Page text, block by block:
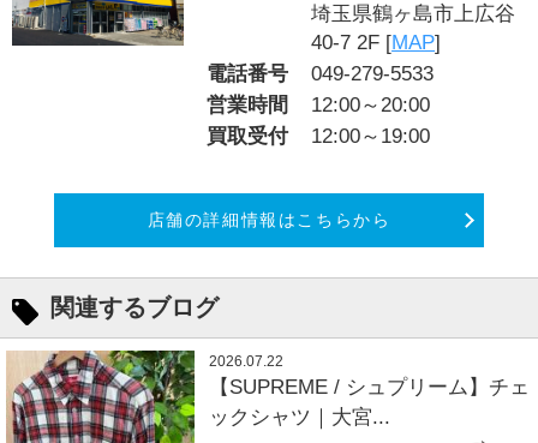
埼玉県鶴ヶ島市上広谷
40-7 2F [MAP]
電話番号
049-279-5533
営業時間
12:00～20:00
買取受付
12:00～19:00
店舗の詳細情報はこちらから
関連するブログ
2026.07.22
【SUPREME / シュプリーム】チェ
ックシャツ｜大宮...